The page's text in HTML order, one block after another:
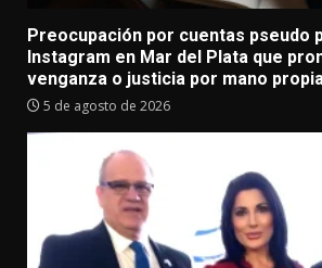
Preocupación por cuentas pseudo
Instagram en Mar del Plata que
venganza o justicia por mano
5 de agosto de 2026